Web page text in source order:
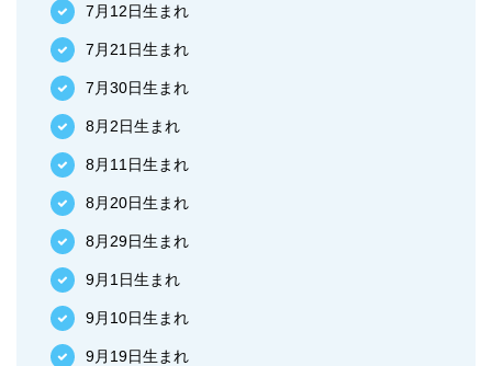
7月12日生まれ
7月21日生まれ
7月30日生まれ
8月2日生まれ
8月11日生まれ
8月20日生まれ
8月29日生まれ
9月1日生まれ
9月10日生まれ
9月19日生まれ